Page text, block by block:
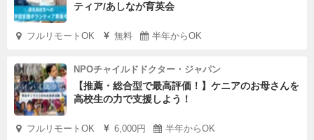
ティア/あしなが育英会
フルリモートOK 無料 半年からOK
NPOチャイルドドクター・ジャパン
【推薦・総合型で最高評価！】ケニアのお母さんを
高校生の力で支援しよう！
フルリモートOK 6,000円 半年からOK